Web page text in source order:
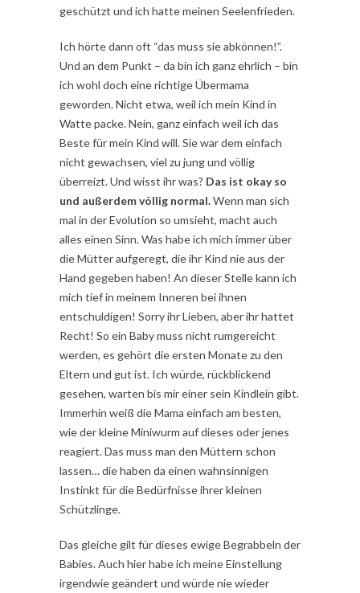
geschützt und ich hatte meinen Seelenfrieden.
Ich hörte dann oft “das muss sie abkönnen!”.
Und an dem Punkt – da bin ich ganz ehrlich – bin
ich wohl doch eine richtige Übermama
geworden. Nicht etwa, weil ich mein Kind in
Watte packe. Nein, ganz einfach weil ich das
Beste für mein Kind will. Sie war dem einfach
nicht gewachsen, viel zu jung und völlig
überreizt. Und wisst ihr was? Das ist okay so
und außerdem völlig normal.Wenn man sich
mal in der Evolution so umsieht, macht auch
alles einen Sinn. Was habe ich mich immer über
die Mütter aufgeregt, die ihr Kind nie aus der
Hand gegeben haben! An dieser Stelle kann ich
mich tief in meinem Inneren bei ihnen
entschuldigen! Sorry ihr Lieben, aber ihr hattet
Recht! So ein Baby muss nicht rumgereicht
werden, es gehört die ersten Monate zu den
Eltern und gut ist. Ich würde, rückblickend
gesehen, warten bis mir einer sein Kindlein gibt.
Immerhin weiß die Mama einfach am besten,
wie der kleine Miniwurm auf dieses oder jenes
reagiert. Das muss man den Müttern schon
lassen… die haben da einen wahnsinnigen
Instinkt für die Bedürfnisse ihrer kleinen
Schützlinge.
Das gleiche gilt für dieses ewige Begrabbeln der
Babies. Auch hier habe ich meine Einstellung
irgendwie geändert und würde nie wieder